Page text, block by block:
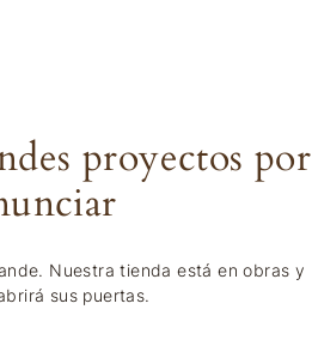
proyectos por
Nuestra tienda está en obras y
sus puertas.